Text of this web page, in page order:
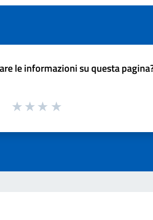
le informazioni su questa